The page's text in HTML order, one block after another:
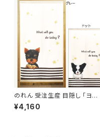
のれん 受注生産 目隠し 「ヨー
クシャテリアと星/パピヨンと星」
日本製 洋風 犬 / 家具・インテリ
¥4,160